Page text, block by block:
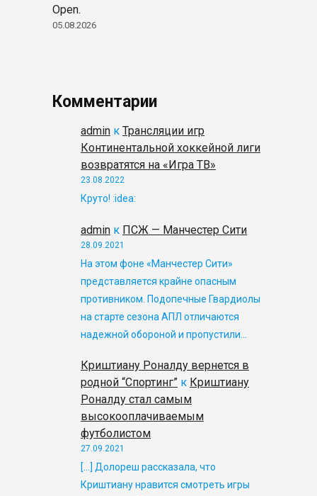
Open.
05.08.2026
Комментарии
admin к Трансляции игр
Континентальной хоккейной лиги
возвратятся на «Игра ТВ»
23.08.2022
Круто! :idea:
admin к ПСЖ — Манчестер Сити
28.09.2021
На этом фоне «Манчестер Сити»
представляется крайне опасным
противником. Подопечные Гвардиолы
на старте сезона АПЛ отличаются
надежной обороной и пропустили…
Криштиану Роналду вернется в
родной “Спортинг” к Криштиану
Роналду стал самым
высокооплачиваемым
футболистом
27.09.2021
[…] Долореш рассказала, что
Криштиану нравится смотреть игры